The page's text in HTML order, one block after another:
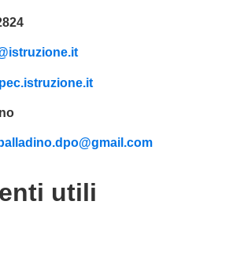
utili